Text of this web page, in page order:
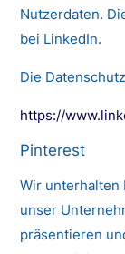
Nutzerdaten.
bei LinkedIn.
Die
https://
Pinterest
Wir unterhalten
unser
präsentieren